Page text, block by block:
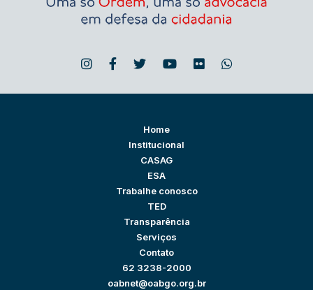
Home
Institucional
CASAG
ESA
Trabalhe conosco
TED
Transparência
Serviços
Contato
62 3238-2000
oabnet@oabgo.org.br